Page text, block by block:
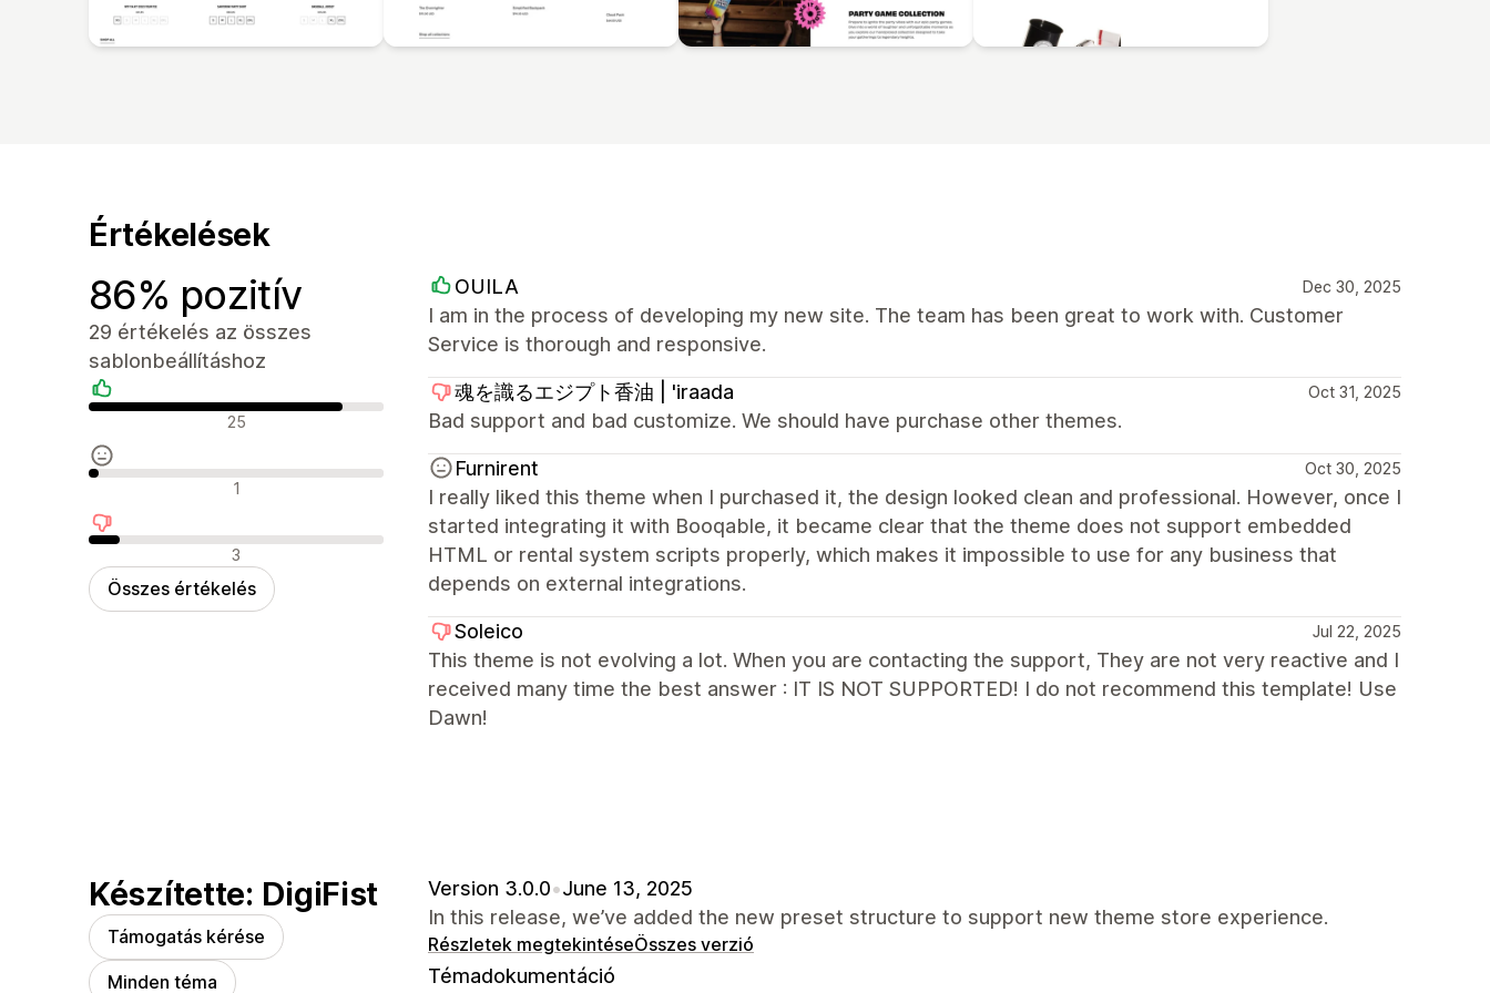
Értékelések
86% pozitív
29 értékelés az összes
sablonbeállításhoz
Pozitív értékelések
25
Semleges értékelések
1
Negatív értékelések
3
Összes értékelés
OUILA Dec 30, 2025
I am in the process of developing my new site. The team has been great to work with. Customer
Service is thorough and responsive.
魂を識るエジプト香油 | 'iraada Oct 31, 2025
Bad support and bad customize. We should have purchase other themes.
Furnirent Oct 30, 2025
I really liked this theme when I purchased it, the design looked clean and professional. However, once I
started integrating it with Booqable, it became clear that the theme does not support embedded
HTML or rental system scripts properly, which makes it impossible to use for any business that
depends on external integrations.
Soleico Jul 22, 2025
This theme is not evolving a lot. When you are contacting the support, They are not very reactive and I
received many time the best answer : IT IS NOT SUPPORTED! I do not recommend this template! Use
Dawn!
Készítette: DigiFist
Támogatás kérése
Minden téma
Version 3.0.0•June 13, 2025
In this release, we’ve added the new preset structure to support new theme store experience.
Részletek megtekintéseÖsszes verzió
Témadokumentáció